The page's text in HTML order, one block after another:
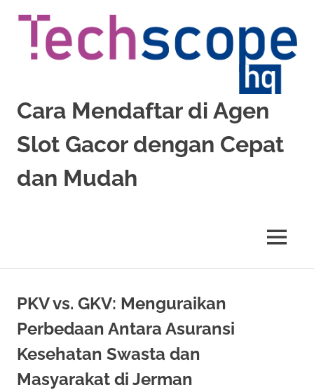
Cara Mendaftar di Agen
Slot Gacor dengan Cepat
dan Mudah
dengan
dan
mudah.
Ikuti
panduan
MENU
PKV vs. GKV: Menguraikan
Perbedaan Antara Asuransi
Kesehatan Swasta dan
Masyarakat di Jerman